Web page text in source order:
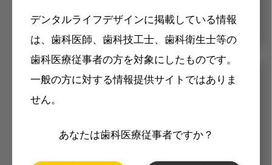
デンタルライフデザインに掲載している情報
は、歯科医師、歯科技工士、歯科衛生士等の
歯科医療従事者の方を対象にしたものです。
一般の方に対する情報提供サイトではありま
せん。
あなたは歯科医療従事者ですか？
メリット